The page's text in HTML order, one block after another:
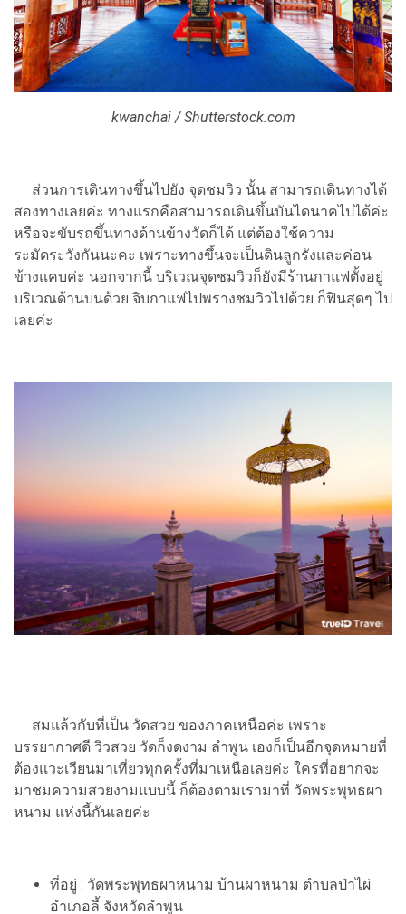
kwanchai / Shutterstock.com
ส่วนการเดินทางขึ้นไปยัง จุดชมวิว นั้น สามารถเดินทางได้
สองทางเลยค่ะ ทางแรกคือสามารถเดินขึ้นบันไดนาคไปได้ค่ะ
หรือจะขับรถขึ้นทางด้านข้างวัดก็ได้ แต่ต้องใช้ความ
ระมัดระวังกันนะคะ เพราะทางขึ้นจะเป็นดินลูกรังและค่อน
ข้างแคบค่ะ นอกจากนี้ บริเวณจุดชมวิวก็ยังมีร้านกาแฟตั้งอยู่
บริเวณด้านบนด้วย จิบกาแฟไปพรางชมวิวไปด้วย ก็ฟินสุดๆ ไป
เลยค่ะ
สมแล้วกับที่เป็น วัดสวย ของภาคเหนือค่ะ เพราะ
บรรยากาศดี วิวสวย วัดก็งดงาม ลำพูน เองก็เป็นอีกจุดหมายที่
ต้องแวะเวียนมาเที่ยวทุกครั้งที่มาเหนือเลยค่ะ ใครที่อยากจะ
มาชมความสวยงามแบบนี้ ก็ต้องตามเรามาที่ วัดพระพุทธผา
หนาม แห่งนี้กันเลยค่ะ
ที่อยู่ : วัดพระพุทธผาหนาม บ้านผาหนาม ตำบลป่าไผ่
อำเภอลี้ จังหวัดลำพูน